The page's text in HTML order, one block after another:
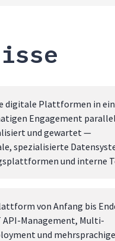
digitale Plattformen in
Engagement parallel
und gewartet —
spezialisierte
und interne
von Anfang bis
Management, Multi-
und mehrsprachige